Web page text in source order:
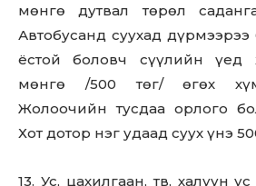
мөнгө дутвал төрөл
Автобусанд суухад
ёстой боловч сүүлийн үед
мөнгө /500 төг/ өгөх
Жолоочийн тусдаа орлого
Хот дотор нэг удаад суух үнэ
13. Ус, цахилгаан, тв, халуун ус